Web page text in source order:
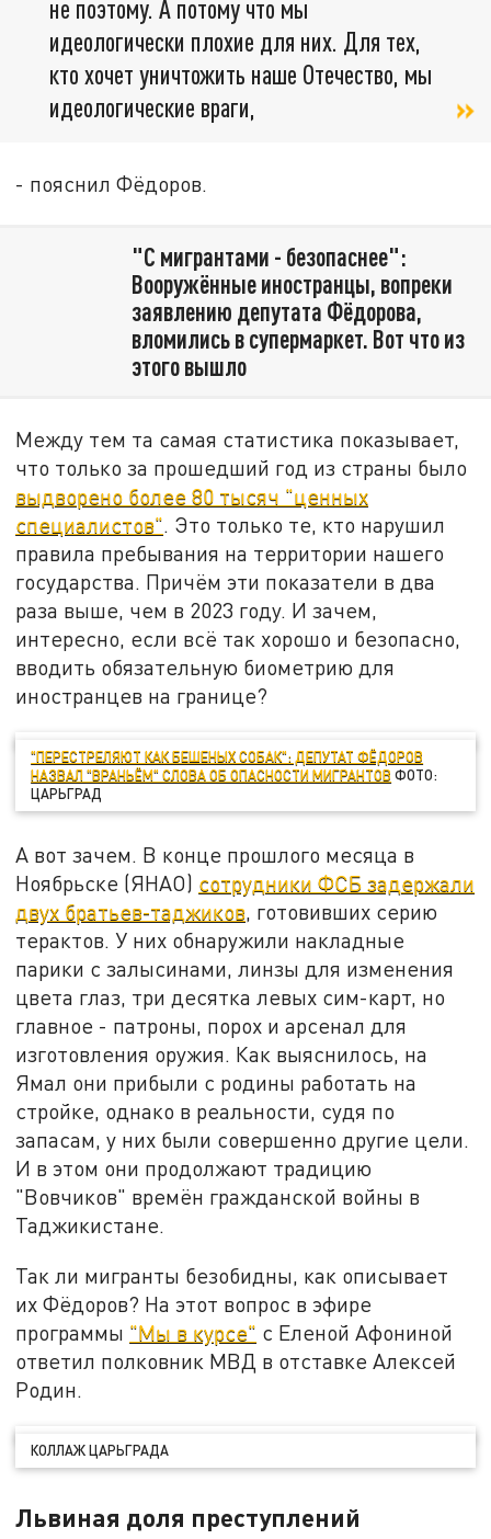
не поэтому. А потому что мы
идеологически плохие для них. Для тех,
кто хочет уничтожить наше Отечество, мы
идеологические враги,
- пояснил Фёдоров.
"С мигрантами - безопаснее":
Вооружённые иностранцы, вопреки
заявлению депутата Фёдорова,
вломились в супермаркет. Вот что из
этого вышло
Между тем та самая статистика показывает,
что только за прошедший год из страны было
выдворено более 80 тысяч "ценных
специалистов". Это только те, кто нарушил
правила пребывания на территории нашего
государства. Причём эти показатели в два
раза выше, чем в 2023 году. И зачем,
интересно, если всё так хорошо и безопасно,
вводить обязательную биометрию для
иностранцев на границе?
"ПЕРЕСТРЕЛЯЮТ КАК БЕШЕНЫХ СОБАК": ДЕПУТАТ ФЁДОРОВ
НАЗВАЛ "ВРАНЬЁМ" СЛОВА ОБ ОПАСНОСТИ МИГРАНТОВ ФОТО:
ЦАРЬГРАД
А вот зачем. В конце прошлого месяца в
Ноябрьске (ЯНАО) сотрудники ФСБ задержали
двух братьев-таджиков, готовивших серию
терактов. У них обнаружили накладные
парики с залысинами, линзы для изменения
цвета глаз, три десятка левых сим-карт, но
главное - патроны, порох и арсенал для
изготовления оружия. Как выяснилось, на
Ямал они прибыли с родины работать на
стройке, однако в реальности, судя по
запасам, у них были совершенно другие цели.
И в этом они продолжают традицию
"Вовчиков" времён гражданской войны в
Таджикистане.
Так ли мигранты безобидны, как описывает
их Фёдоров? На этот вопрос в эфире
программы "Мы в курсе" с Еленой Афониной
ответил полковник МВД в отставке Алексей
Родин.
КОЛЛАЖ ЦАРЬГРАДА
Львиная доля преступлений